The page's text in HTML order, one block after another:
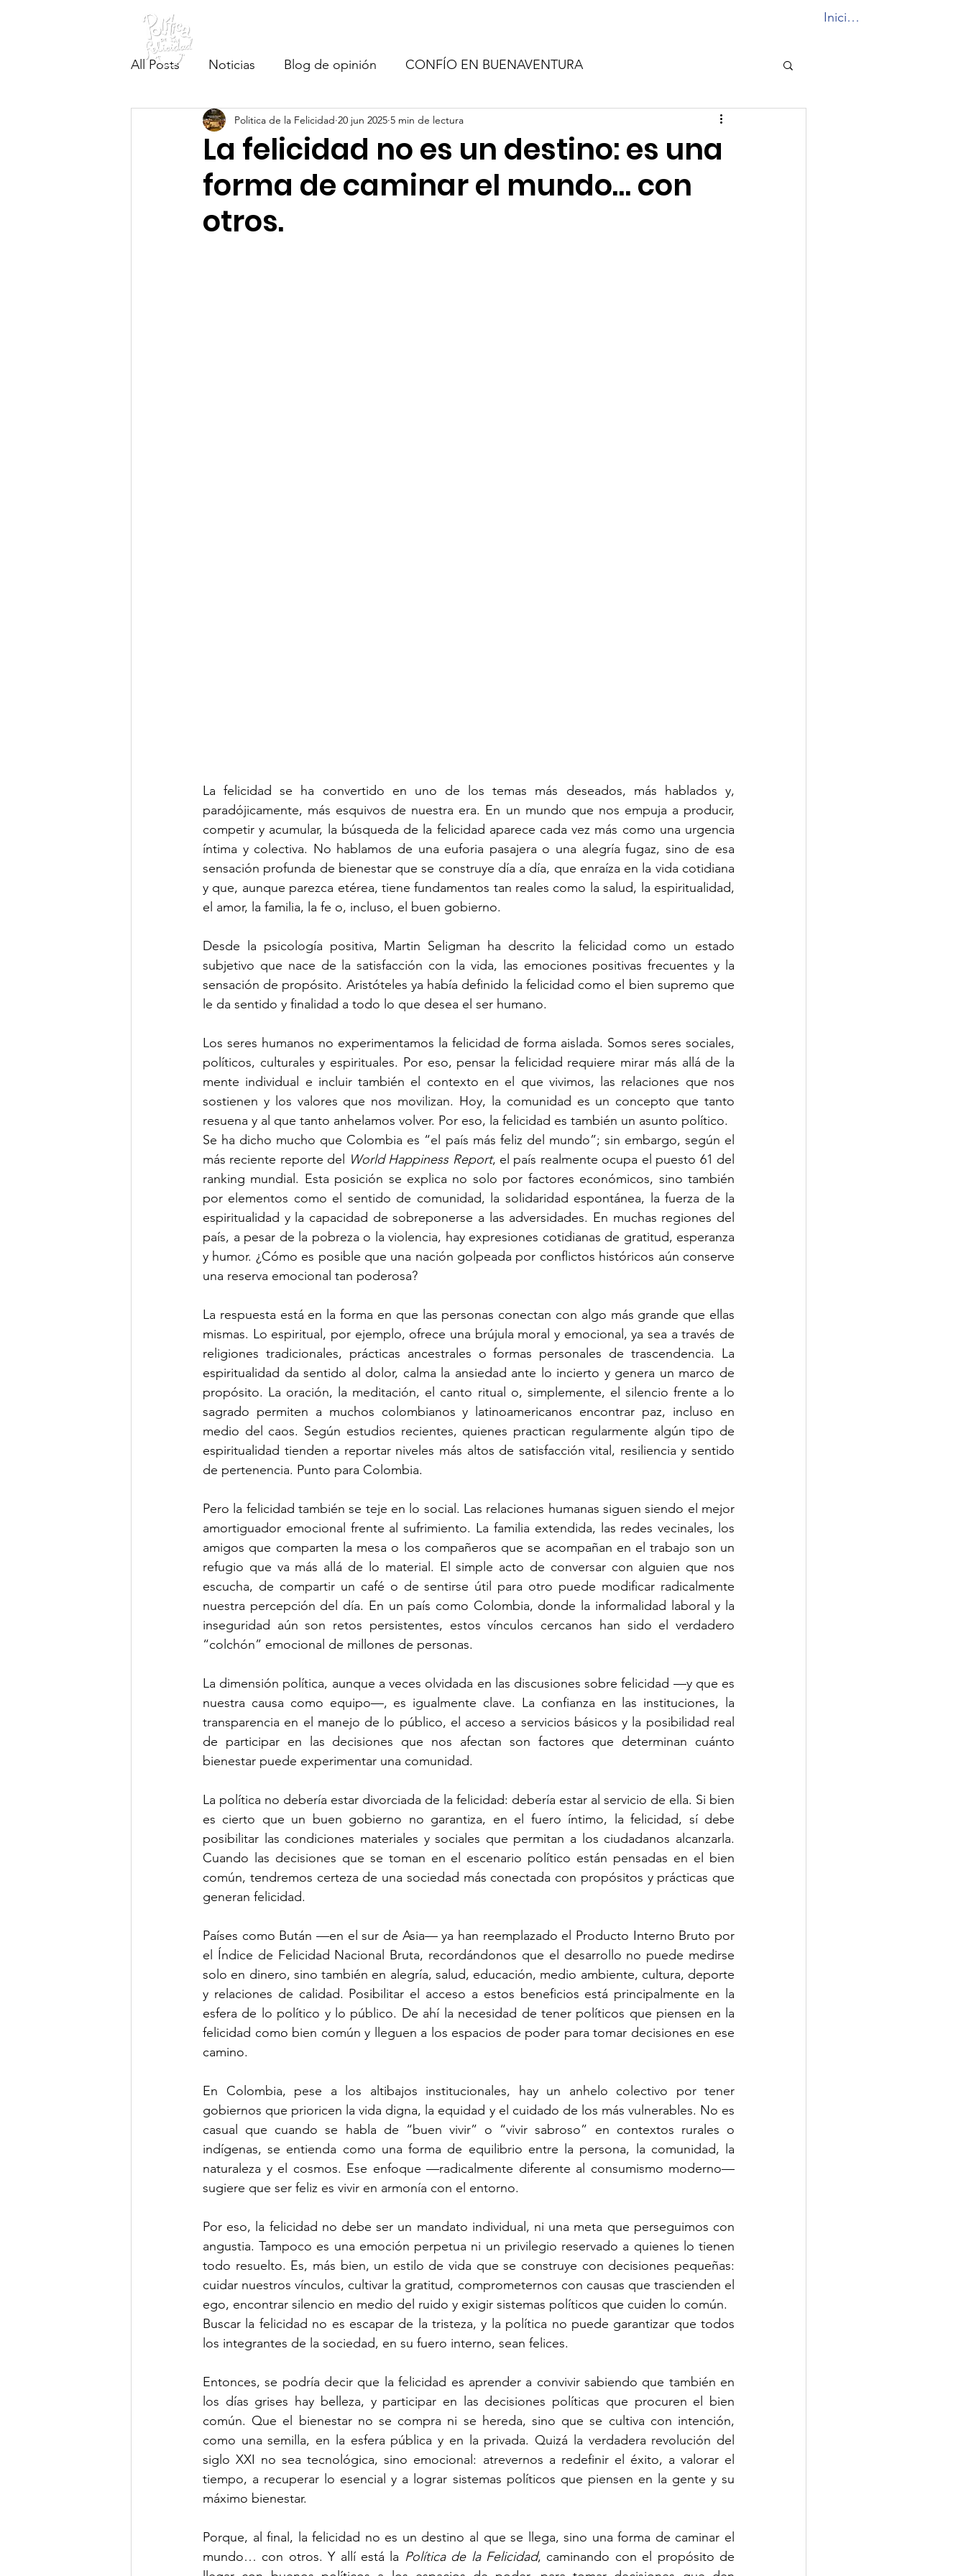
Iniciar sesión
All Posts Noticias Blog de opinión CONFÍO EN BUENAVENTURA
La felicidad no es un destino: es una
forma de caminar el mundo… con
otros.
Politica de la Felicidad 20 jun 2025 5 min de lectura
La felicidad se ha convertido en uno de los temas más deseados, más hablados y,
paradójicamente, más esquivos de nuestra era. En un mundo que nos empuja a producir,
competir y acumular, la búsqueda de la felicidad aparece cada vez más como una urgencia
íntima y colectiva. No hablamos de una euforia pasajera o una alegría fugaz, sino de esa
sensación profunda de bienestar que se construye día a día, que enraíza en la vida cotidiana
y que, aunque parezca etérea, tiene fundamentos tan reales como la salud, la espiritualidad,
el amor, la familia, la fe o, incluso, el buen gobierno.
Desde la psicología positiva, Martin Seligman ha descrito la felicidad como un estado
subjetivo que nace de la satisfacción con la vida, las emociones positivas frecuentes y la
sensación de propósito. Aristóteles ya había definido la felicidad como el bien supremo que
le da sentido y finalidad a todo lo que desea el ser humano.
Los seres humanos no experimentamos la felicidad de forma aislada. Somos seres sociales,
políticos, culturales y espirituales. Por eso, pensar la felicidad requiere mirar más allá de la
mente individual e incluir también el contexto en el que vivimos, las relaciones que nos
sostienen y los valores que nos movilizan. Hoy, la comunidad es un concepto que tanto
resuena y al que tanto anhelamos volver. Por eso, la felicidad es también un asunto político.
Se ha dicho mucho que Colombia es “el país más feliz del mundo”; sin embargo, según el
más reciente reporte del
World Happiness Report, el país realmente ocupa el puesto 61 del
ranking mundial. Esta posición se explica no solo por factores económicos, sino también
por elementos como el sentido de comunidad, la solidaridad espontánea, la fuerza de la
espiritualidad y la capacidad de sobreponerse a las adversidades. En muchas regiones del
país, a pesar de la pobreza o la violencia, hay expresiones cotidianas de gratitud, esperanza
y humor. ¿Cómo es posible que una nación golpeada por conflictos históricos aún conserve
una reserva emocional tan poderosa?
La respuesta está en la forma en que las personas conectan con algo más grande que ellas
mismas. Lo espiritual, por ejemplo, ofrece una brújula moral y emocional, ya sea a través de
religiones tradicionales, prácticas ancestrales o formas personales de trascendencia. La
espiritualidad da sentido al dolor, calma la ansiedad ante lo incierto y genera un marco de
propósito. La oración, la meditación, el canto ritual o, simplemente, el silencio frente a lo
sagrado permiten a muchos colombianos y latinoamericanos encontrar paz, incluso en
medio del caos. Según estudios recientes, quienes practican regularmente algún tipo de
espiritualidad tienden a reportar niveles más altos de satisfacción vital, resiliencia y sentido
de pertenencia. Punto para Colombia.
Pero la felicidad también se teje en lo social. Las relaciones humanas siguen siendo el mejor
amortiguador emocional frente al sufrimiento. La familia extendida, las redes vecinales, los
amigos que comparten la mesa o los compañeros que se acompañan en el trabajo son un
refugio que va más allá de lo material. El simple acto de conversar con alguien que nos
escucha, de compartir un café o de sentirse útil para otro puede modificar radicalmente
nuestra percepción del día. En un país como Colombia, donde la informalidad laboral y la
inseguridad aún son retos persistentes, estos vínculos cercanos han sido el verdadero
“colchón” emocional de millones de personas.
La dimensión política, aunque a veces olvidada en las discusiones sobre felicidad —y que es
nuestra causa como equipo—, es igualmente clave. La confianza en las instituciones, la
transparencia en el manejo de lo público, el acceso a servicios básicos y la posibilidad real
de participar en las decisiones que nos afectan son factores que determinan cuánto
bienestar puede experimentar una comunidad.
La política no debería estar divorciada de la felicidad: debería estar al servicio de ella. Si bien
es cierto que un buen gobierno no garantiza, en el fuero íntimo, la felicidad, sí debe
posibilitar las condiciones materiales y sociales que permitan a los ciudadanos alcanzarla.
Cuando las decisiones que se toman en el escenario político están pensadas en el bien
común, tendremos certeza de una sociedad más conectada con propósitos y prácticas que
generan felicidad.
Países como Bután —en el sur de Asia— ya han reemplazado el Producto Interno Bruto por
el Índice de Felicidad Nacional Bruta, recordándonos que el desarrollo no puede medirse
solo en dinero, sino también en alegría, salud, educación, medio ambiente, cultura, deporte
y relaciones de calidad. Posibilitar el acceso a estos beneficios está principalmente en la
esfera de lo político y lo público. De ahí la necesidad de tener políticos que piensen en la
felicidad como bien común y lleguen a los espacios de poder para tomar decisiones en ese
camino.
En Colombia, pese a los altibajos institucionales, hay un anhelo colectivo por tener
gobiernos que prioricen la vida digna, la equidad y el cuidado de los más vulnerables. No es
casual que cuando se habla de “buen vivir” o “vivir sabroso” en contextos rurales o
indígenas, se entienda como una forma de equilibrio entre la persona, la comunidad, la
naturaleza y el cosmos. Ese enfoque —radicalmente diferente al consumismo moderno—
sugiere que ser feliz es vivir en armonía con el entorno.
Por eso, la felicidad no debe ser un mandato individual, ni una meta que perseguimos con
angustia. Tampoco es una emoción perpetua ni un privilegio reservado a quienes lo tienen
todo resuelto. Es, más bien, un estilo de vida que se construye con decisiones pequeñas:
cuidar nuestros vínculos, cultivar la gratitud, comprometernos con causas que trascienden el
ego, encontrar silencio en medio del ruido y exigir sistemas políticos que cuiden lo común.
Buscar la felicidad no es escapar de la tristeza, y la política no puede garantizar que todos
los integrantes de la sociedad, en su fuero interno, sean felices.
Entonces, se podría decir que la felicidad es aprender a convivir sabiendo que también en
los días grises hay belleza, y participar en las decisiones políticas que procuren el bien
común. Que el bienestar no se compra ni se hereda, sino que se cultiva con intención,
como una semilla, en la esfera pública y en la privada. Quizá la verdadera revolución del
siglo XXI no sea tecnológica, sino emocional: atrevernos a redefinir el éxito, a valorar el
tiempo, a recuperar lo esencial y a lograr sistemas políticos que piensen en la gente y su
máximo bienestar.
Porque, al final, la felicidad no es un destino al que se llega, sino una forma de caminar el
mundo… con otros. Y allí está la Política de la Felicidad, caminando con el propósito de